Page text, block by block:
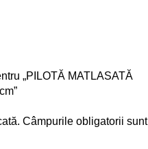
„PILOTĂ MATLASATĂ
Câmpurile obligatorii sunt